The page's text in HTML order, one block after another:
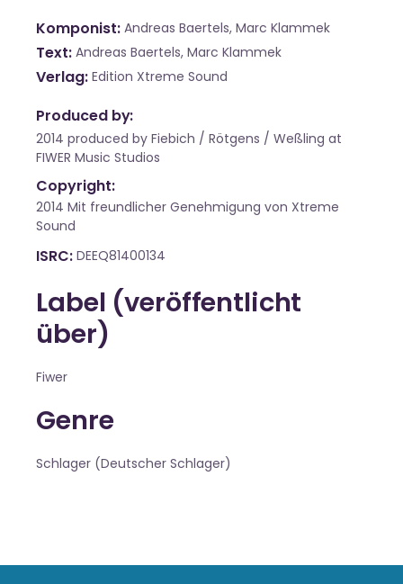
Komponist Andreas Baertels, Marc Klammek
Text Andreas Baertels, Marc Klammek
Verlag Edition Xtreme Sound
Produced by:
2014 produced by Fiebich / Rötgens / Weßling at
FIWER Music Studios
Copyright:
2014 Mit freundlicher Genehmigung von Xtreme
Sound
ISRC DEEQ81400134
Label (veröffentlicht
über)
Fiwer
Genre
Schlager (Deutscher Schlager)